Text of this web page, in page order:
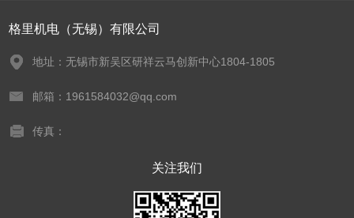
格里机电（无锡）有限公司
地址：无锡市新吴区研祥云马创新中心1804-1805
邮箱：1961584032@qq.com
传真：
关注我们